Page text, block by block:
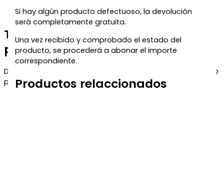
Si hay algún producto defectuoso, la devolución
será completamente gratuita.
Una vez recibido y comprobado el estado del
producto, se procederá a abonar el importe
correspondiente.
Productos relaccionados
Te regalamos un 5% de descuento
para tu próxima compra
Déjanos tu correo y te enviaremos el código de descuento
para que puedas aprovecharlo en tu próximo pedido.